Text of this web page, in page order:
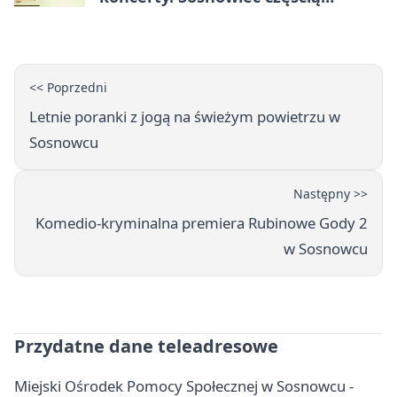
<< Poprzedni
Letnie poranki z jogą na świeżym powietrzu w
Sosnowcu
Następny >>
Komedio-kryminalna premiera Rubinowe Gody 2
w Sosnowcu
Przydatne dane teleadresowe
Miejski Ośrodek Pomocy Społecznej w Sosnowcu -